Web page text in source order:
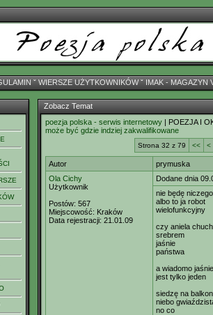
ˇ WIERSZE UŻYTKOWNIKÓWˇ IMAK - MAGAZYN
Zobacz Temat
poezja polska - serwis internetowy | POEZJA I
może być gdzie indziej zakwalifikowane
Strona 32 z 79 << <
Autor
prymuska
Ola Cichy
Użytkownik
Postów: 567
Miejscowość: Kraków
Data rejestracji: 21.01.09
Dodane dnia
nie będę
albo to ja robot
wielofunkcyjny
czy aniela
srebrem
jaśnie
państwa
a wiadomo
jest tylko jeden
siedzę na
niebo
no co